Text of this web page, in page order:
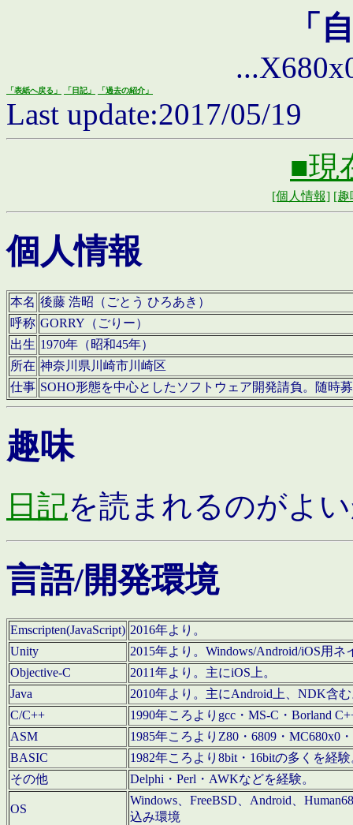
「
「表紙へ戻る」 「日記」 「過去の紹介」
Last update:2017/05/19
■現
[個人情報] [趣
個人情報
本名 後藤 浩昭（ごとう ひろあき）
呼称 GORRY（ごりー）
出生 1970年（昭和45年）
所在 神奈川県川崎市川崎区
仕事 SOHO形態を中心としたソフトウェア開発請負。随時
趣味
日記を読まれるのがよ
言語/開発環境
Emscripten(JavaScript) 2016年より。
Unity
2015年より。Windows/Android/iOS用
Objective-C
2011年より。主にiOS上。
Java
2010年より。主にAndroid上、NDK含
C/C++
1990年ころよりgcc・MS-C・Borland
ASM
1985年ころよりZ80・6809・MC680x0
BASIC
1982年ころより8bit・16bitの多くを経
その他
Delphi・Perl・AWKなどを経験。
OS
Windows、FreeBSD、Android、
込み環境